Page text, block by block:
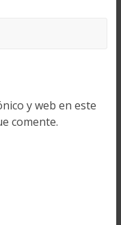
y web en este
comente.